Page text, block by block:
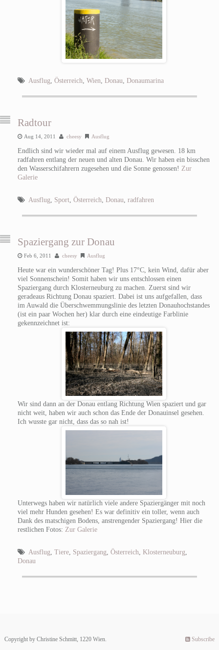
Ausflug Österreich Wien Donau Donaumarina
Radtour
Aug 14, 2011 cheesy Ausflug
Endlich sind wir wieder mal auf einem Ausflug gewesen. 18 km
radfahren entlang der neuen und alten Donau. Wir haben ein bisschen
den Wasserschifahrern zugesehen und die Sonne genossen! Zur
Galerie
Ausflug Sport, Österreich Donau radfahren
Spaziergang zur Donau
Feb 6, 2011 cheesy Ausflug
Heute war ein wunderschöner Tag! Plus 17°C, kein Wind, dafür aber
viel Sonnenschein! Somit haben wir uns entschlossen einen
Spaziergang durch Klosterneuburg zu machen. Zuerst sind wir
geradeaus Richtung Donau spaziert. Dabei ist uns aufgefallen, dass
im Auwald die Überschwemmungslinie des letzten Donauhochstandes
(ist ein paar Wochen her) klar durch eine eindeutige Farblinie
gekennzeichnet ist:
Wir sind dann an der Donau entlang Richtung Wien spaziert und gar
nicht weit, haben wir auch schon das Ende der Donauinsel gesehen.
Ich wusste gar nicht, dass das so nah ist!
Unterwegs haben wir natürlich viele andere Spaziergänger mit noch
viel mehr Hunden gesehen! Es war definitiv ein toller, wenn auch
Dank des matschigen Bodens, anstrengender Spaziergang! Hier die
restlichen Fotos: Zur Galerie
Ausflug Tiere, Spaziergang Österreich Klosterneuburg
Donau
Copyright by Christine Schmitt, 1220 Wien. Subscribe